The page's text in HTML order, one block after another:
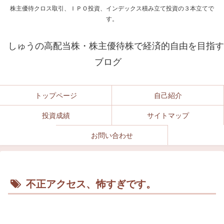
株主優待クロス取引、ＩＰＯ投資、インデックス積み立て投資の３本立てで
す。
しゅうの高配当株・株主優待株で経済的自由を目指す
ブログ
トップページ 自己紹介
投資成績 サイトマップ
お問い合わせ
不正アクセス、怖すぎです。